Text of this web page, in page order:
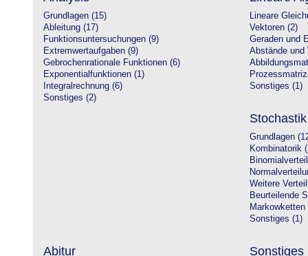
Grundlagen (15)
Ableitung (17)
Funktionsuntersuchungen (9)
Extremwertaufgaben (9)
Gebrochenrationale Funktionen (6)
Exponentialfunktionen (1)
Integralrechnung (6)
Sonstiges (2)
Lineare
Vektoren (2)
Geraden und
Abstände und
Sonstiges (1)
Stochastik
Grundlagen
Kombinatorik
Weitere
Beurteilende
Markowketten
Sonstiges (1)
Abitur Sonstiges